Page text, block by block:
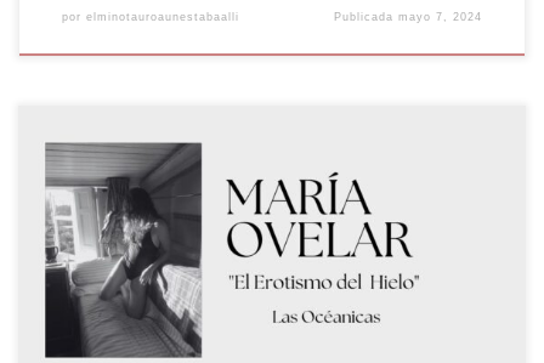
por elminotauroaunestabaalli Publicadamayo 7, 2024
El Erotismo del hielo en la poesía de María Ovelar Las Oceánicas
«Cuando quedas atrapado en la destrucción, debes abrir una puerta a
la creación.» Anaïs Nin La primera vez que escuché a María recitar
supe que estaba en presencia de una gran poeta, su activismo feminista
que es en […]